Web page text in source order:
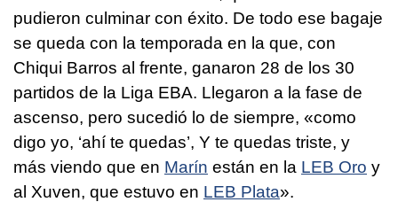
pudieron culminar con éxito. De todo ese bagaje
se queda con la temporada en la que, con
Chiqui Barros al frente, ganaron 28 de los 30
partidos de la Liga EBA. Llegaron a la fase de
ascenso, pero sucedió lo de siempre, «como
digo yo, ‘ahí te quedas’, Y te quedas triste, y
más viendo que en Marín están en la LEB Oro y
al Xuven, que estuvo en LEB Plata».